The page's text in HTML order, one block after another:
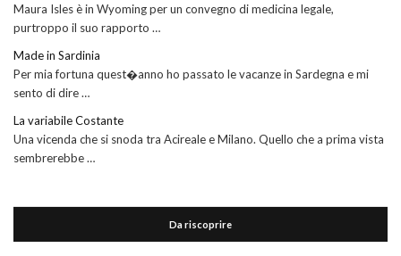
Maura Isles è in Wyoming per un convegno di medicina legale,
purtroppo il suo rapporto …
Made in Sardinia
Per mia fortuna quest�anno ho passato le vacanze in Sardegna e mi
sento di dire …
La variabile Costante
Una vicenda che si snoda tra Acireale e Milano. Quello che a prima vista
sembrerebbe …
Da riscoprire